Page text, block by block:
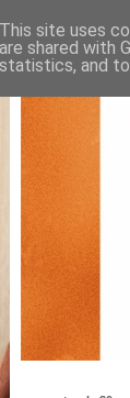
This site uses
are shared with
statistics, and